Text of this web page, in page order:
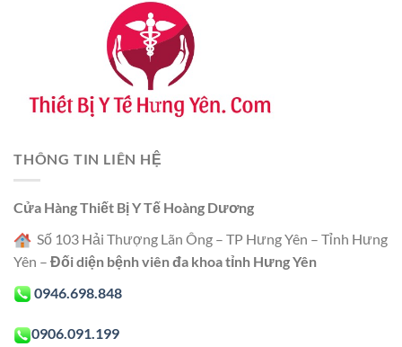
THÔNG TIN LIÊN HỆ
Cửa Hàng Thiết Bị Y Tế Hoàng Dương
Số 103 Hải Thượng Lãn Ông – TP Hưng Yên – Tỉnh Hưng
Yên – Đối diện bệnh viên đa khoa tỉnh Hưng Yên
0946.698.848
0906.091.199